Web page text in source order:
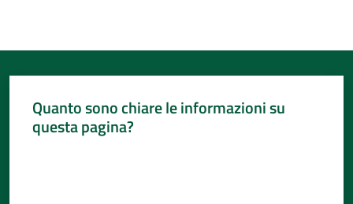
Quanto sono chiare le informazioni su
questa pagina?